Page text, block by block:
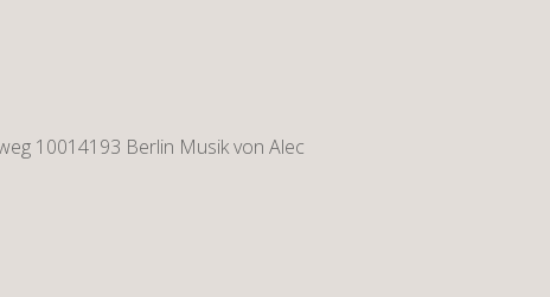
10014193 Berlin Musik von Alec